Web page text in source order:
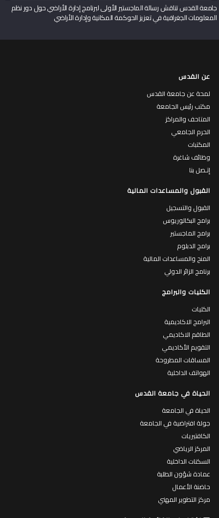
جامعة القدس تناقش رسالة الماجستير الأولى لبرنامج إدارة الأراضي حول دور نظم
المعلومات الجغرافية في تعزيز الحوكمة المكانية وإدارة الأراضي
عن القدس
لمحة عن جامعة القدس
مكتب رئيس الجامعة
المتاحف والمراكز
الحرم الجامعي
المكتبات
وظائف شاغرة
إتـصل بنا
القبول والمساعدات المالية
القبول والتسجيل
برامج البكالوريوس
برامج الماجستير
برامج الدبلوم
المنح والمساعدات المالية
برنامج الزائر الدولي
الكليات والبرامج
الكليات
البرامج الاكاديمية
الطاقم الاكاديمي
التقويم الأكاديمي
المساقات المطروحة
الهواتف الداخلية
الحياة في جامعة القدس
الحياة في الجامعة
جولة افتراضية في الجامعة
الكافتيريات
المركز الرياضي
السكنات الداخلية
عمادة شؤون الطلبة
حاضنة الأعمال
مركز التطوير المهني